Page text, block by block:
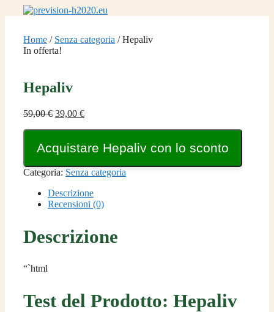
Home / Senza categoria / Hepaliv
In offerta!
Hepaliv
59,00€ Il
era:
59,00 €.
39,00 €Il
è:
Acquistare Hepaliv con lo sconto
Categoria: Senza categoria
Descrizione
Recensioni (0)
Descrizione
“`html
Test del Prodotto: Hepaliv